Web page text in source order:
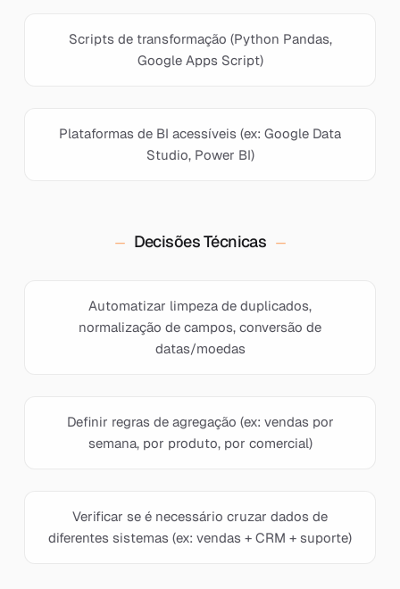
Scripts de transformação (Python Pandas,
Google Apps Script)
Plataformas de BI acessíveis (ex: Google Data
Studio, Power BI)
Decisões Técnicas
Automatizar limpeza de duplicados,
normalização de campos, conversão de
datas/moedas
Definir regras de agregação (ex: vendas por
semana, por produto, por comercial)
Verificar se é necessário cruzar dados de
diferentes sistemas (ex: vendas + CRM + suporte)